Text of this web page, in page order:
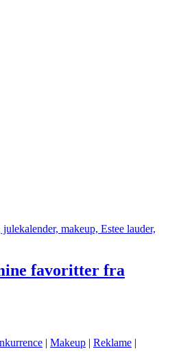
favoritter fra
| Makeup | Reklame |